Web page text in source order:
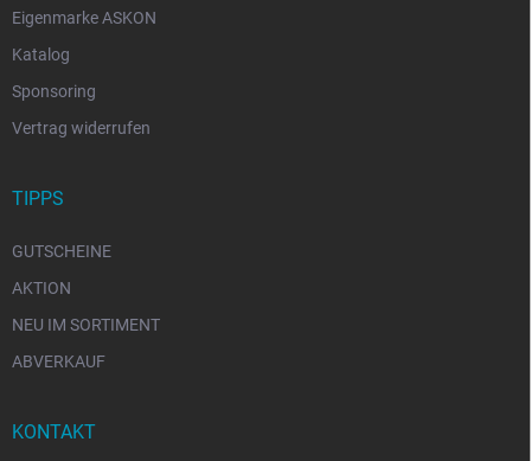
Eigenmarke ASKON
Katalog
Sponsoring
Vertrag widerrufen
TIPPS
GUTSCHEINE
AKTION
NEU IM SORTIMENT
ABVERKAUF
KONTAKT